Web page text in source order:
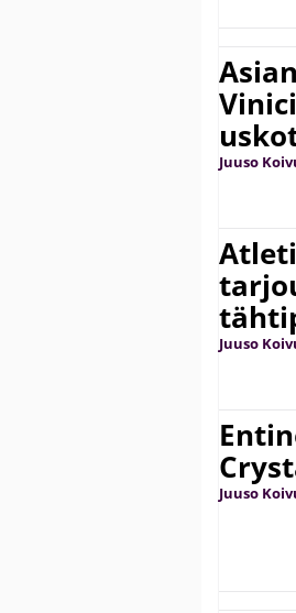
Juuso
Juuso
Juuso